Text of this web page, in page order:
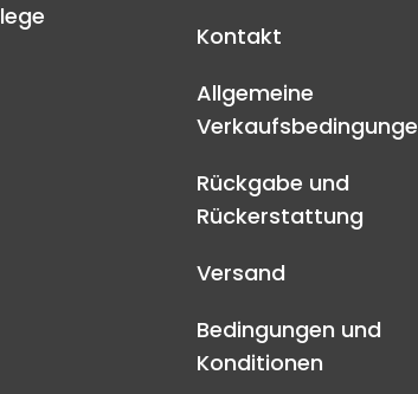
Kontakt
Allgemeine
Rückgabe und
Rückerstattung
Versand
Bedingungen und
Konditionen